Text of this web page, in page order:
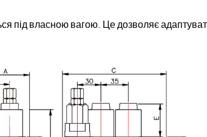
під власною вагою. Це дозволяє